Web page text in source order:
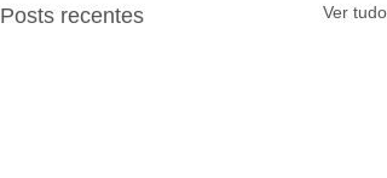
Posts recentes Ver tudo